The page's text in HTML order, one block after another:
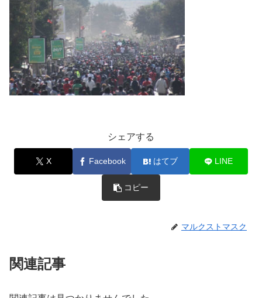
シェアする
X Facebook はてブ LINE
コピー
マルクストマスク
関連記事